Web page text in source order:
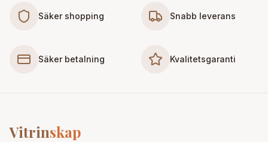
Säker shopping Snabb leverans
Säker betalning Kvalitetsgaranti
Vitrinskap